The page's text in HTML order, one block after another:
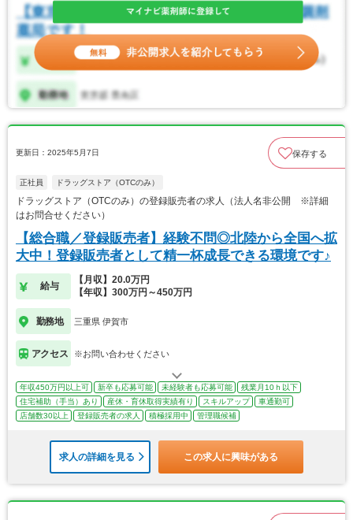
更新日：2025年5月7日 保存する
正社員 ドラッグストア（OTCのみ）
ドラッグストア（OTCのみ）の登録販売者の求人（法人名非公開 ※詳細
はお問合せください）
【総合職／登録販売者】経験不問◎北陸から全国へ拡
大中！登録販売者として精一杯成長できる環境です♪
給与
【月収】20.0万円
【年収】300万円～450万円
勤務地 三重県 伊賀市
アクセス ※お問い合わせください
年収450万円以上可 新卒も応募可能 未経験者も応募可能
残業月10ｈ以下
住宅補助（手当）あり
産休・育休取得実績有り スキルアップ
車通勤可
店舗数30以上
登録販売者の求人 積極採用中 管理職候補
求人の詳細を見る この求人に興味がある